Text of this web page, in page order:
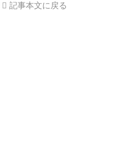
記事本文に戻る